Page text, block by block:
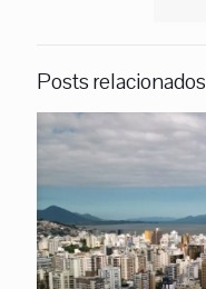
Posts relacionados